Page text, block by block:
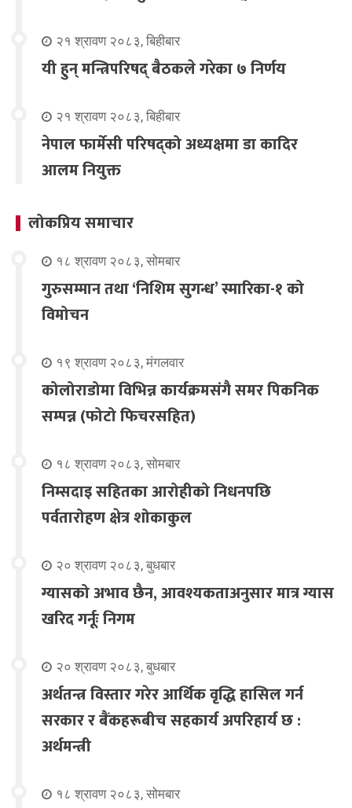
२१ श्रावण २०८३, बिहीबार
यी हुन् मन्त्रिपरिषद् बैठकले गरेका ७ निर्णय
२१ श्रावण २०८३, बिहीबार
नेपाल फार्मेसी परिषद्को अध्यक्षमा डा कादिर
आलम नियुक्त
लोकप्रिय समाचार
१८ श्रावण २०८३, सोमबार
गुरुसम्मान तथा ‘निशिम सुगन्ध’ स्मारिका-१ को
विमोचन
१९ श्रावण २०८३, मंगलवार
कोलोराडोमा विभिन्न कार्यक्रमसंगै समर पिकनिक
सम्पन्न (फोटो फिचरसहित)
१८ श्रावण २०८३, सोमबार
निम्सदाइ सहितका आरोहीको निधनपछि
पर्वतारोहण क्षेत्र शोकाकुल
२० श्रावण २०८३, बुधबार
ग्यासको अभाव छैन, आवश्यकताअनुसार मात्र ग्यास
खरिद गर्नूः निगम
२० श्रावण २०८३, बुधबार
अर्थतन्त्र विस्तार गरेर आर्थिक वृद्धि हासिल गर्न
सरकार र बैंकहरूबीच सहकार्य अपरिहार्य छ :
अर्थमन्त्री
१८ श्रावण २०८३, सोमबार